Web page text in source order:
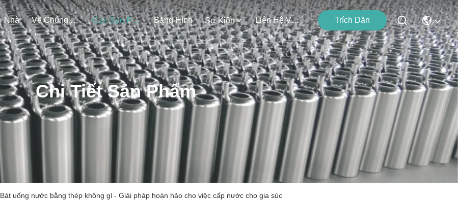
Nhà Về Chúng Tôi Các Sản Phẩm Băng Hình Sự Kiện Liên Hệ Với Chúng Tôi Trích Dẫn
Chi Tiết Sản Phẩm
Bát uống nước bằng thép không gỉ - Giải pháp hoàn hảo cho việc cấp nước cho gia súc